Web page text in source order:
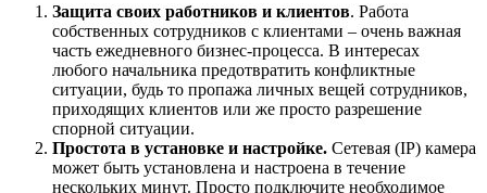
Защита своих работников и клиентов. Работа
собственных сотрудников с клиентами – очень важная
часть ежедневного бизнес-процесса. В интересах
любого начальника предотвратить конфликтные
ситуации, будь то пропажа личных вещей сотрудников,
приходящих клиентов или же просто разрешение
спорной ситуации.
Простота в установке и настройке. Сетевая (IP) камера
может быть установлена и настроена в течение
нескольких минут. Просто подключите необходимое